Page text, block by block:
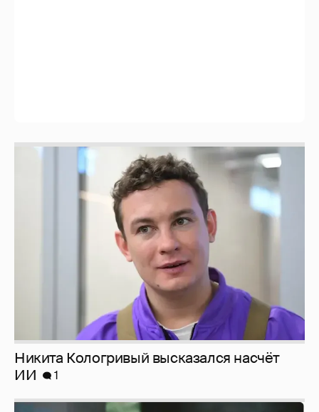
Никита Кологривый высказался насчёт
ИИ
1